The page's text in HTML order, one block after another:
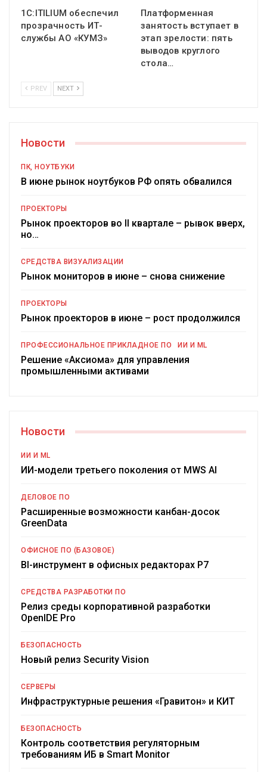
1С:ITILIUM обеспечил
прозрачность ИТ-
службы АО «КУМЗ»
Платформенная
занятость вступает в
этап зрелости: пять
выводов круглого
стола…
PREV NEXT
Новости
ПК, НОУТБУКИ
В июне рынок ноутбуков РФ опять обвалился
ПРОЕКТОРЫ
Рынок проекторов во II квартале – рывок вверх,
но…
СРЕДСТВА ВИЗУАЛИЗАЦИИ
Рынок мониторов в июне – снова снижение
ПРОЕКТОРЫ
Рынок проекторов в июне – рост продолжился
ПРОФЕССИОНАЛЬНОЕ ПРИКЛАДНОЕ ПО ИИ И ML
Решение «Аксиома» для управления
промышленными активами
Новости
ИИ И ML
ИИ-модели третьего поколения от MWS AI
ДЕЛОВОЕ ПО
Расширенные возможности канбан-досок
GreenData
ОФИСНОЕ ПО (БАЗОВОЕ)
BI-инструмент в офисных редакторах Р7
СРЕДСТВА РАЗРАБОТКИ ПО
Релиз среды корпоративной разработки
OpenIDE Pro
БЕЗОПАСНОСТЬ
Новый релиз Security Vision
СЕРВЕРЫ
Инфраструктурные решения «Гравитон» и КИТ
БЕЗОПАСНОСТЬ
Контроль соответствия регуляторным
требованиям ИБ в Smart Monitor